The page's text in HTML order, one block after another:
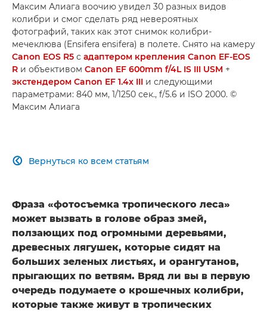
Максим Алиага воочию увидел 30 разных видов
колибри и смог сделать ряд невероятных
фотографий, таких как этот снимок колибри-
мечеклюва (Ensifera ensifera) в полете. Снято на камеру
Canon EOS R5 с адаптером крепления Canon EF-EOS
R и объективом Canon EF 600mm f/4L IS III USM +
экстендером Canon EF 1.4x III и следующими
параметрами: 840 мм, 1/1250 сек., f/5.6 и ISO 2000. ©
Максим Алиага
Вернуться ко всем статьям

Фраза «фотосъемка тропического леса»
может вызвать в голове образ змей,
ползающих под огромными деревьями,
древесных лягушек, которые сидят на
больших зеленых листьях, и орангутанов,
прыгающих по ветвям. Вряд ли вы в первую
очередь подумаете о крошечных колибри,
которые также живут в тропических